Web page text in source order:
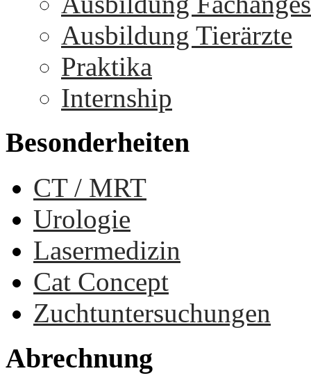
Ausbildung Tierärzte
Praktika
Internship
Besonderheiten
CT / MRT
Urologie
Lasermedizin
Cat Concept
Zuchtuntersuchungen
Abrechnung